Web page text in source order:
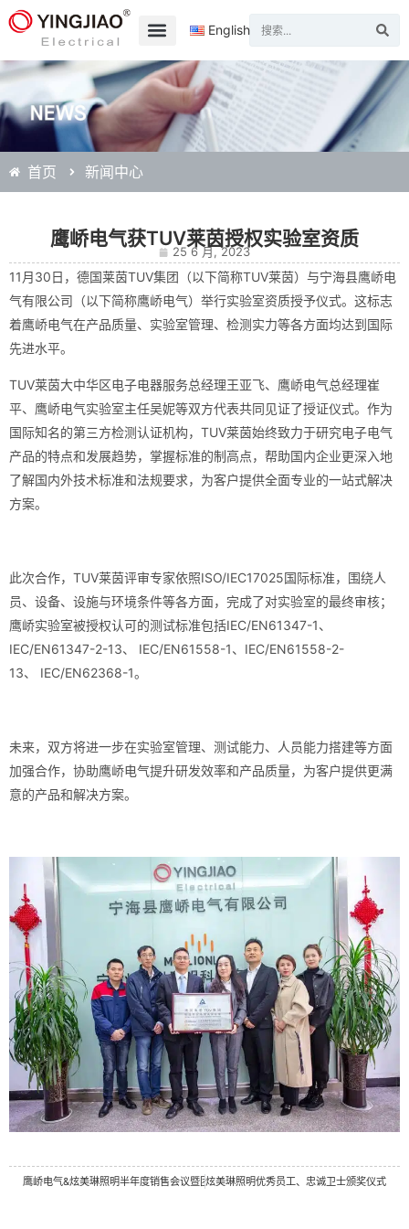
English
首页 新闻中心
鹰峤电气获TUV莱茵授权实验室资质
25 6 月, 2023
11月30日，德国莱茵TUV集团（以下简称TUV莱茵）与宁海县鹰峤电
气有限公司（以下简称鹰峤电气）举行实验室资质授予仪式。这标志
着鹰峤电气在产品质量、实验室管理、检测实力等各方面均达到国际
先进水平。
TUV莱茵大中华区电子电器服务总经理王亚飞、鹰峤电气总经理崔
平、鹰峤电气实验室主任吴妮等双方代表共同见证了授证仪式。作为
国际知名的第三方检测认证机构，TUV莱茵始终致力于研究电子电气
产品的特点和发展趋势，掌握标准的制高点，帮助国内企业更深入地
了解国内外技术标准和法规要求，为客户提供全面专业的一站式解决
方案。
此次合作，TUV莱茵评审专家依照ISO/IEC17025国际标准，围绕人
员、设备、设施与环境条件等各方面，完成了对实验室的最终审核；
鹰峤实验室被授权认可的测试标准包括IEC/EN61347-1、
IEC/EN61347-2-13、 IEC/EN61558-1、IEC/EN61558-2-
13、 IEC/EN62368-1。
未来，双方将进一步在实验室管理、测试能力、人员能力搭建等方面
加强合作，协助鹰峤电气提升研发效率和产品质量，为客户提供更满
意的产品和解决方案。
鹰峤电气&炫美琳照明优秀员工、忠诚卫士颁奖仪式
鹰峤电气&炫美琳照明半年度销售会议暨团建活动